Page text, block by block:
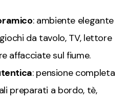
: ambiente elegante
da tavolo, TV, lettore
affacciate sul fiume.
: pensione completa
preparati a bordo, tè,